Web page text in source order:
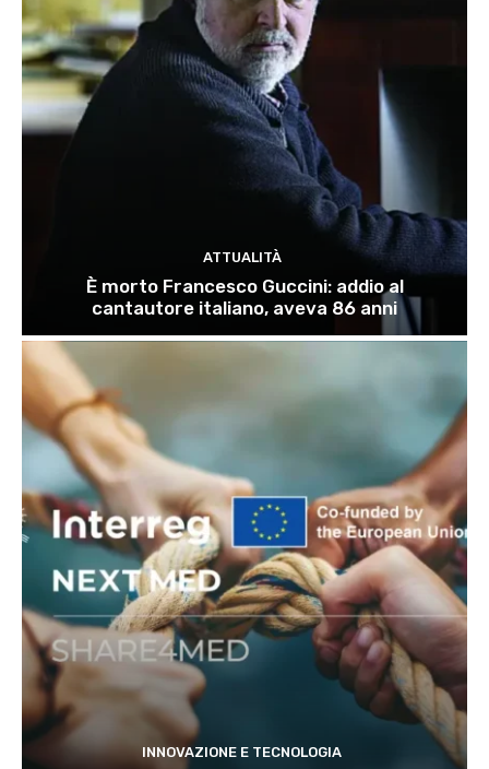
ATTUALITÀ
È morto Francesco Guccini: addio al
cantautore italiano, aveva 86 anni
INNOVAZIONE E TECNOLOGIA